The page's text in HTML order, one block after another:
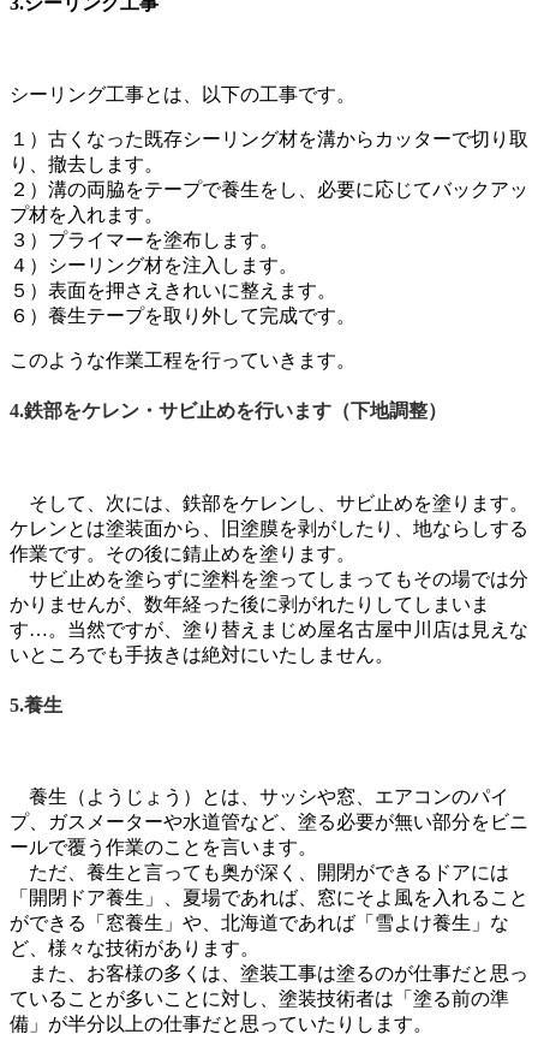
シーリング工事とは、以下の工事です。
１）古くなった既存シーリング材を溝からカッターで切り取
り、撤去します。
２）溝の両脇をテープで養生をし、必要に応じてバックアッ
プ材を入れます。
３）プライマーを塗布します。
４）シーリング材を注入します。
５）表面を押さえきれいに整えます。
６）養生テープを取り外して完成です。
このような作業工程を行っていきます。
4.鉄部をケレン・サビ止めを行います（下地調整）
そして、次には、鉄部をケレンし、サビ止めを塗ります。
ケレンとは塗装面から、旧塗膜を剥がしたり、地ならしする
作業です。その後に錆止めを塗ります。
サビ止めを塗らずに塗料を塗ってしまってもその場では分
かりませんが、数年経った後に剥がれたりしてしまいま
す…。当然ですが、塗り替えまじめ屋名古屋中川店は見えな
いところでも手抜きは絶対にいたしません。
5.養生
養生（ようじょう）とは、サッシや窓、エアコンのパイ
プ、ガスメーターや水道管など、塗る必要が無い部分をビニ
ールで覆う作業のことを言います。
ただ、養生と言っても奥が深く、開閉ができるドアには
「開閉ドア養生」、夏場であれば、窓にそよ風を入れること
ができる「窓養生」や、北海道であれば「雪よけ養生」な
ど、様々な技術があります。
また、お客様の多くは、塗装工事は塗るのが仕事だと思っ
ていることが多いことに対し、塗装技術者は「塗る前の準
備」が半分以上の仕事だと思っていたりします。